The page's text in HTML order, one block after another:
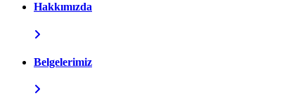
Hakkımızda
Belgelerimiz